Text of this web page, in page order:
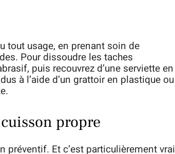
tout usage, en prenant soin de
Pour dissoudre les taches
puis recouvrez d’une serviette en
à l’aide d’un grattoir en plastique ou
propre
préventif. Et c’est particulièrement vrai